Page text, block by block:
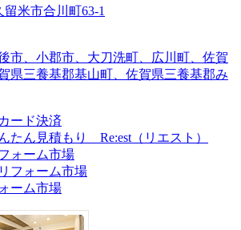
留米市合川町63-1
市、小郡市、大刀洗町、広川町、佐賀
県三養基郡基山町、佐賀県三養基郡み